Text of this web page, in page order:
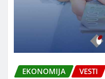
EKONOMIJA VESTI